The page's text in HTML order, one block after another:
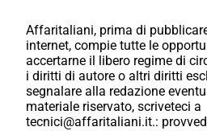
Affaritaliani, prima di
internet, compie tutte le
accertarne il libero regime di
i diritti di autore o altri diritti
segnalare alla redazione
materiale riservato, scriveteci a
tecnici@affaritaliani.it.: